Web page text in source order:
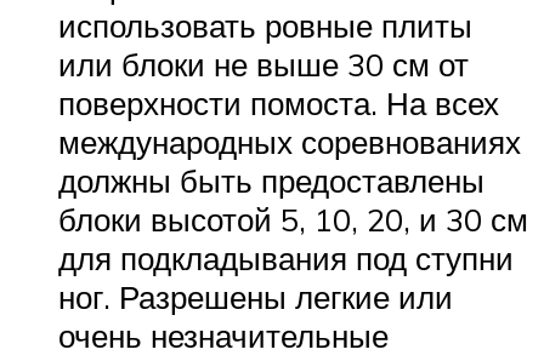
использовать ровные плиты
или блоки не выше 30 см от
поверхности помоста. На всех
международных соревнованиях
должны быть предоставлены
блоки высотой 5, 10, 20, и 30 см
для подкладывания под ступни
ног. Разрешены легкие или
очень незначительные